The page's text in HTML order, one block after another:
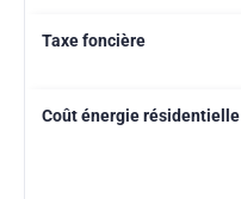
Taxe foncière
Coût énergie résidentielle